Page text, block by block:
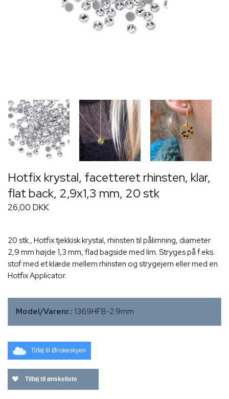
Hotfix krystal, facetteret rhinsten, klar,
flat back, 2,9x1,3 mm, 20 stk
26,00 DKK
20 stk., Hotfix tjekkisk krystal, rhinsten til pålimning, diameter
2,9 mm højde 1,3 mm, flad bagside med lim. Stryges på f.eks.
stof med et klæde mellem rhinsten og strygejern eller med en
Hotfix Applicator.
Model/Varenr.: 1369HFB-2.9mm
Tilføj til Ønskeskyen
Tilføj til ønskeliste